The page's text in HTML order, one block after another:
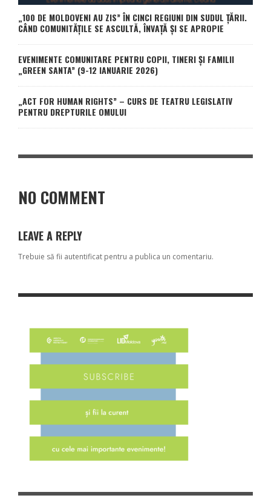
„100 DE MOLDOVENI AU ZIS” ÎN CINCI REGIUNI DIN SUDUL ȚĂRII.
CÂND COMUNITĂȚILE SE ASCULTĂ, ÎNVAȚĂ ȘI SE APROPIE
EVENIMENTE COMUNITARE PENTRU COPII, TINERI ȘI FAMILII
„GREEN SANTA” (9-12 IANUARIE 2026)
„ACT FOR HUMAN RIGHTS” – CURS DE TEATRU LEGISLATIV
PENTRU DREPTURILE OMULUI
NO COMMENT
LEAVE A REPLY
Trebuie să fii autentificat pentru a publica un comentariu.